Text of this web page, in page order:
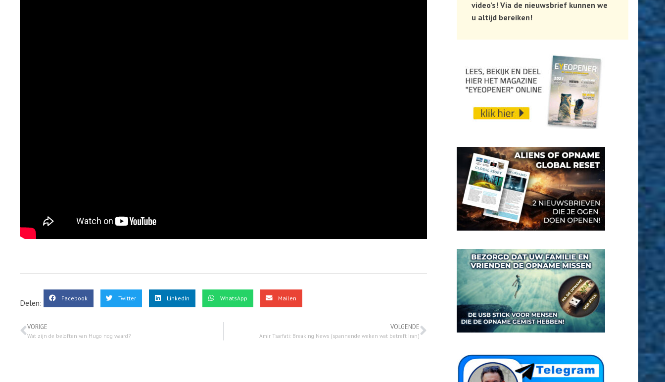
Delen: Facebook Twitter LinkedIn WhatsApp Mailen
VORIGE
Wat zijn de beloften van Hugo nog waard?
VOLGENDE
Amir Tsarfati: Breaking News (spannende weken wat betreft Iran)
video’s! Via de nieuwsbrief kunnen we
u altijd bereiken!